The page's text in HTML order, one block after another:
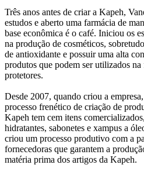
Três anos antes de criar a Kapeh,
estudos e aberto uma farmácia de
base econômica é o café. Iniciou os
na produção de cosméticos,
de antioxidante e possuir uma alta
produtos que podem ser utilizados na
protetores.
Desde 2007, quando criou a
processo frenético de criação de
Kapeh tem cem itens
hidratantes, sabonetes e xampus a
criou um processo produtivo com a
fornecedoras que garantem a
matéria prima dos artigos da Kapeh.